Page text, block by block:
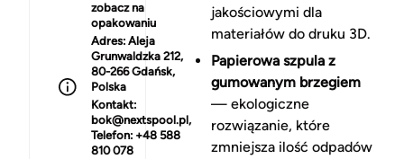
zobacz na
opakowaniu
Adres: Aleja
Grunwaldzka 212,
80-266 Gdańsk,
Polska
Kontakt:
bok@nextspool.pl,
Telefon: +48 588
810 078
jakościowymi dla
materiałów do druku 3D.
Papierowa szpula z
gumowanym brzegiem
— ekologiczne
rozwiązanie, które
zmniejsza ilość odpadów